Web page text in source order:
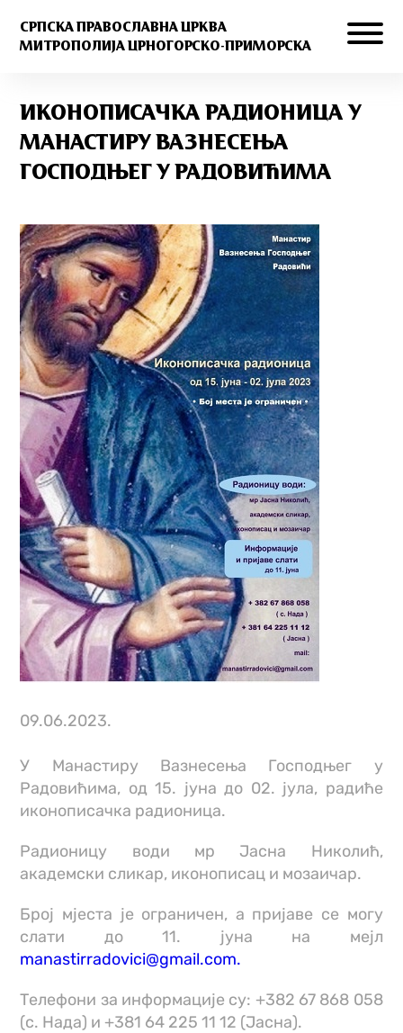
СРПСКА ПРАВОСЛАВНА ЦРКВА
МИТРОПОЛИЈА ЦРНОГОРСКО-ПРИМОРСКА
ИКОНОПИСАЧКА РАДИОНИЦА У
МАНАСТИРУ ВАЗНЕСЕЊА
ГОСПОДЊЕГ У РАДОВИЋИМА
09.06.2023.
У Манастиру Вазнесења Господњег у
Радовићима, од 15. јуна до 02. јула, радиће
иконописачка радионица.
Радионицу води мр Јасна Николић,
академски сликар, иконописац и мозаичар.
Број мјеста је ограничен, а пријаве се могу
слати до 11. јуна на мејл
manastirradovici@gmail.com.
Телефони за информације су: +382 67 868 058
(с. Нада) и +381 64 225 11 12 (Јасна).